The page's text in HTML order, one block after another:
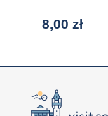
8,00 zł